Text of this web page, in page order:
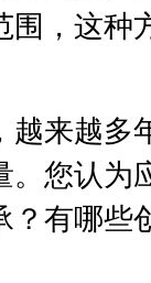
围，这种
来越多
。您认为
？有哪些